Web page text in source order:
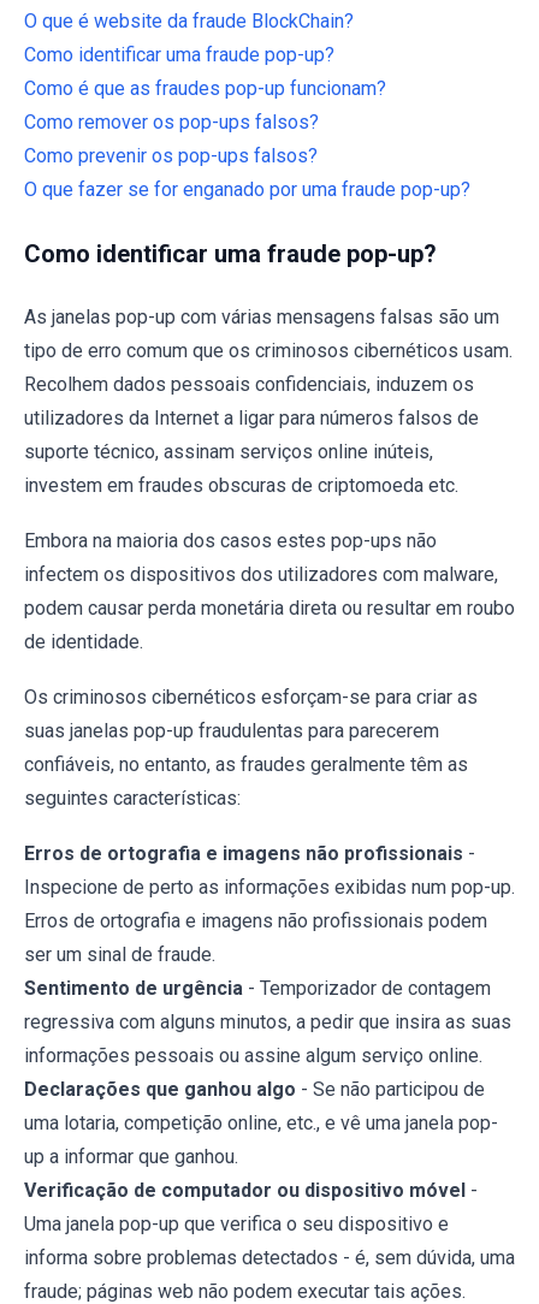
O que é website da fraude BlockChain?
Como identificar uma fraude pop-up?
Como é que as fraudes pop-up funcionam?
Como remover os pop-ups falsos?
Como prevenir os pop-ups falsos?
O que fazer se for enganado por uma fraude pop-up?
Como identificar uma fraude pop-up?
As janelas pop-up com várias mensagens falsas são um
tipo de erro comum que os criminosos cibernéticos usam.
Recolhem dados pessoais confidenciais, induzem os
utilizadores da Internet a ligar para números falsos de
suporte técnico, assinam serviços online inúteis,
investem em fraudes obscuras de criptomoeda etc.
Embora na maioria dos casos estes pop-ups não
infectem os dispositivos dos utilizadores com malware,
podem causar perda monetária direta ou resultar em roubo
de identidade.
Os criminosos cibernéticos esforçam-se para criar as
suas janelas pop-up fraudulentas para parecerem
confiáveis, no entanto, as fraudes geralmente têm as
seguintes características:
Erros de ortografia e imagens não profissionais -
Inspecione de perto as informações exibidas num pop-up.
Erros de ortografia e imagens não profissionais podem
ser um sinal de fraude.
Sentimento de urgência - Temporizador de contagem
regressiva com alguns minutos, a pedir que insira as suas
informações pessoais ou assine algum serviço online.
Declarações que ganhou algo - Se não participou de
uma lotaria, competição online, etc., e vê uma janela pop-
up a informar que ganhou.
Verificação de computador ou dispositivo móvel -
Uma janela pop-up que verifica o seu dispositivo e
informa sobre problemas detectados - é, sem dúvida, uma
fraude; páginas web não podem executar tais ações.